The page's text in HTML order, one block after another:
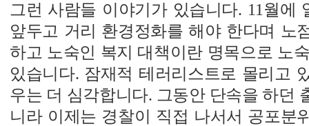
그런 사람들 이야기가 있습니다. 11월에
앞두고 거리 환경정화를 해야 한다며 노
하고 노숙인 복지 대책이란 명목으로 노
있습니다. 잠재적 테러리스트로 몰리고
우는 더 심각합니다. 그동안 단속을 하던
니라 이제는 경찰이 직접 나서서 공포분